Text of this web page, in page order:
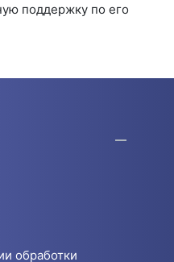
поддержку по его
обработки